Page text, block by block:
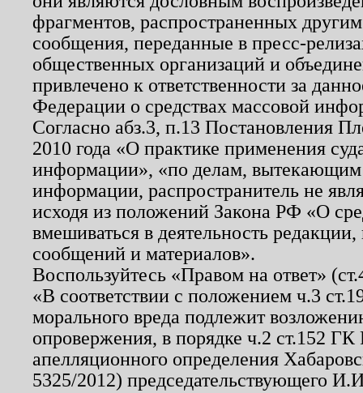
фрагментов, распространенных
сообщения, переданные в пресс-
общественных организаций и
привлечено к ответственности за
Федерации о средствах массовой
Согласно абз.3, п.13 Постановления
2010 года «О практике применения
информации», «по делам, вытекающим
информации, распространитель не
исходя из положений Закона РФ «О
вмешиваться в деятельность
сообщений и материалов».
Воспользуйтесь «Правом на ответ»
«В соответствии с положением ч.3
морального вреда подлежит
опровержения, в порядке ч.2 ст.152
апелляционного определения
5325/2012) председательствующего